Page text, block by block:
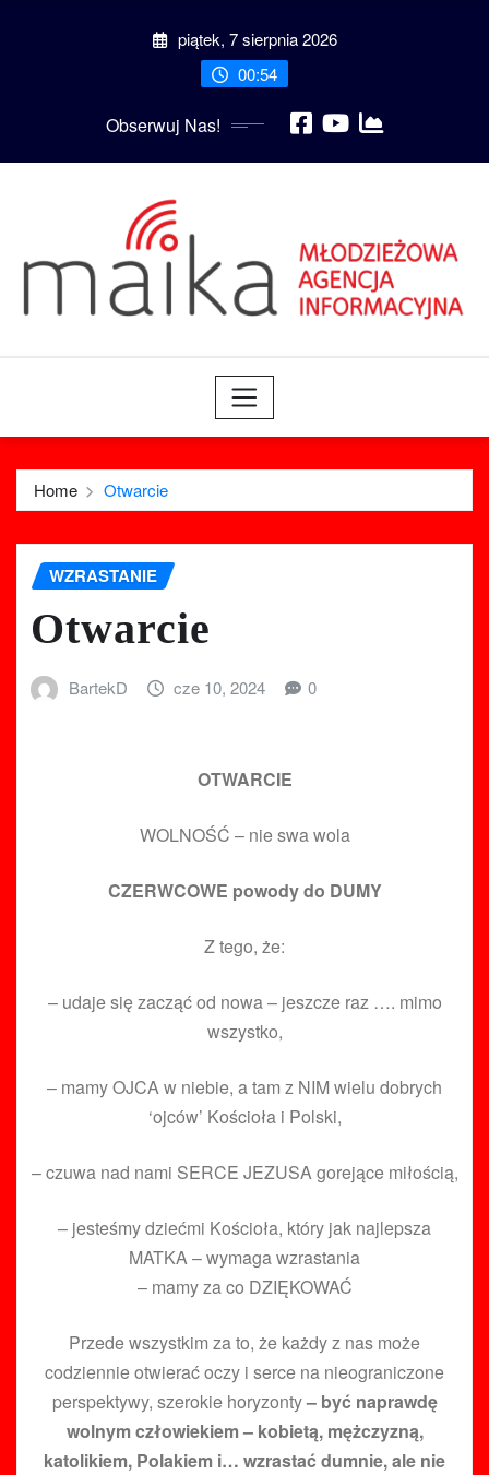
piątek, 7 sierpnia 2026
00:54
Obserwuj Nas!
Home Otwarcie
WZRASTANIE
Otwarcie
BartekD cze 10, 2024 0
OTWARCIE
WOLNOŚĆ – nie swa wola
CZERWCOWE powody do DUMY
Z tego, że:
– udaje się zacząć od nowa – jeszcze raz …. mimo
wszystko,
– mamy OJCA w niebie, a tam z NIM wielu dobrych
‘ojców’ Kościoła i Polski,
– czuwa nad nami SERCE JEZUSA gorejące miłością,
– jesteśmy dziećmi Kościoła, który jak najlepsza
MATKA – wymaga wzrastania
– mamy za co DZIĘKOWAĆ
Przede wszystkim za to, że każdy z nas może
codziennie otwierać oczy i serce na nieograniczone
perspektywy, szerokie horyzonty– być naprawdę
wolnym człowiekiem – kobietą, mężczyzną,
katolikiem, Polakiem i… wzrastać dumnie, ale nie